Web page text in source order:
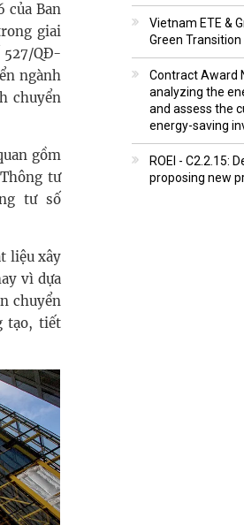
của Ban
giai
527/QĐ-
ngành
chuyển
gồm
tư
tư số
liệu xây
vì dựa
chuyển
tạo, tiết
Vietnam ETE &
Green
Contract Award
analyzing the
and assess the
energy-saving
ROEI - C2.2.15:
proposing new